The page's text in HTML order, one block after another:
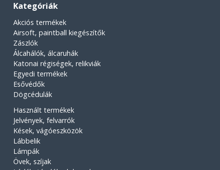
Kategóriák
Akciós termékek
Airsoft, paintball kiegészítők
Zászlók
Álcahálók, álcaruhák
Katonai régiségek, relikviák
Egyedi termékek
Esővédők
Dögcédulák
Használt termékek
Jelvények, felvarrók
Kések, vágóeszközök
Lábbelik
Lámpák
Övek, szíjak